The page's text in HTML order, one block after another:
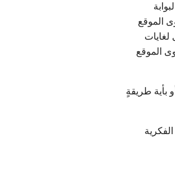
الموقع
الموقع
بأية طريقةٍ